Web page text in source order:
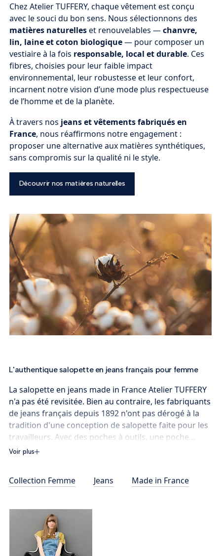
Chez Atelier TUFFERY, chaque vêtement est conçu
avec le souci du bon sens. Nous sélectionnons des
matières naturelleset renouvelables —chanvre,
lin, laine et coton biologique— pour composer un
vestiaire à la fois responsable, local et durable. Ces
fibres, choisies pour leur faible impact
environnemental, leur robustesse et leur confort,
incarnent notre vision d’une mode plus respectueuse
de l’homme et de la planète.
À travers nos jeans et vêtements fabriqués en
France, nous réaffirmons notre engagement :
proposer une alternative aux matières synthétiques,
sans compromis sur la qualité ni le style.
Découvrir nos matières naturelles
L'authentique salopette en jeans français pour femme
La salopette en jeans made in France Atelier TUFFERY
n'a pas été revisitée. Bien au contraire, les fabriquants
de jeans français depuis 1892 n'ont pas dérogé à la
tradition d'une conception de salopette faite pour les
travailleurs. Avec des poches à outils, une poche
mètre et une boucle marteau, l'iconique salopette
André convient aux femmes comme aux hommes.
votre compagnon, votre ami, votre fils !
Voir plus
Collection Femme Jeans Made in France